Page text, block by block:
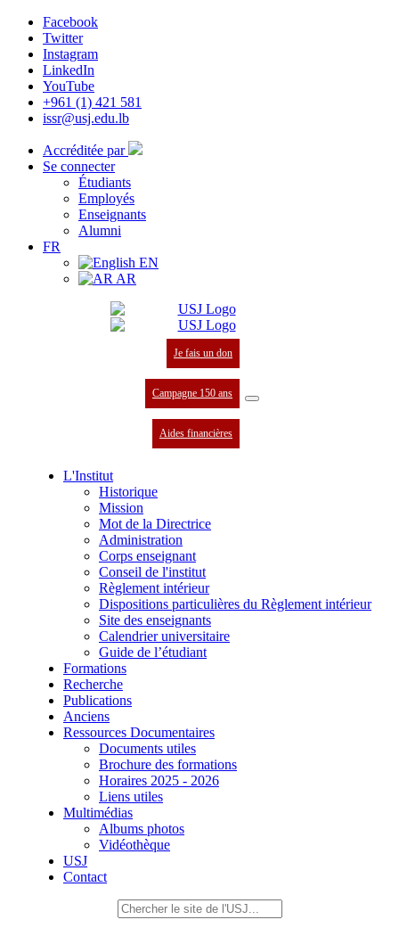
Facebook
Twitter
Instagram
LinkedIn
YouTube
+961 (1) 421 581
issr@usj.edu.lb
Accréditée par
Se connecter
Étudiants
Employés
Enseignants
Alumni
FR
EN
AR
Je fais un don
Campagne 150 ans
Aides financières
L'Institut
Historique
Mission
Mot de la Directrice
Administration
Corps enseignant
Conseil de l'institut
Règlement intérieur
Dispositions particulières du Règlement intérieur
Site des enseignants
Calendrier universitaire
Guide de l’étudiant
Formations
Recherche
Publications
Anciens
Ressources Documentaires
Documents utiles
Brochure des formations
Horaires 2025 - 2026
Liens utiles
Multimédias
Albums photos
Vidéothèque
USJ
Contact